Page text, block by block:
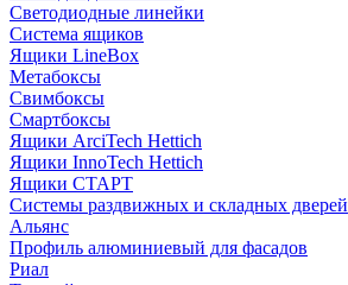
Светодиодные линейки
Система ящиков
Ящики LineBox
Метабоксы
Свимбоксы
Смартбоксы
Ящики ArciTech Hettich
Ящики InnoTech Hettich
Ящики СТАРТ
Системы раздвижных и складных дверей
Альянс
Профиль алюминиевый для фасадов
Риал